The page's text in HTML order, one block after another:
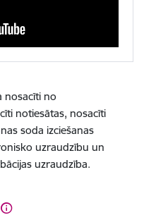
nosacīti no
notiesātas, nosacīti
soda izciešanas
uzraudzību un
uzraudzība.